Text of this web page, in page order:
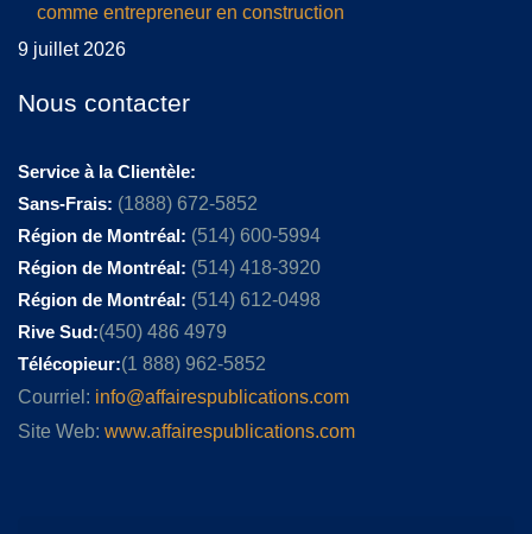
comme entrepreneur en construction
9 juillet 2026
Nous contacter
Service à la Clientèle:
Sans-Frais: (1888) 672-5852
Région de Montréal: (514) 600-5994
Région de Montréal: (514) 418-3920
Région de Montréal: (514) 612-0498
Rive Sud:(450) 486 4979
Télécopieur:(1 888) 962-5852
Courriel: info@affairespublications.com
Site Web: www.affairespublications.com